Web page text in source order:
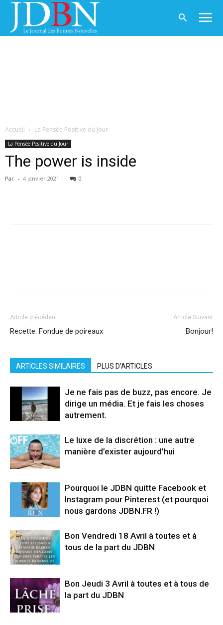
Accueil La Pensée Positive du Jour
La Pensée Positive du Jour
The power is inside
Par - 4 janvier 2021 0
Article précédent
Recette: Fondue de poireaux
Article Suivant
Bonjour!
ARTICLES SIMILAIRES PLUS D'ARTICLES
Je ne fais pas de buzz, pas encore. Je
dirige un média. Et je fais les choses
autrement.
Le luxe de la discrétion : une autre
manière d’exister aujourd’hui
Pourquoi le JDBN quitte Facebook et
Instagram pour Pinterest (et pourquoi
nous gardons JDBN.FR !)
Bon Vendredi 18 Avril à toutes et à
tous de la part du JDBN
Bon Jeudi 3 Avril à toutes et à tous de
la part du JDBN